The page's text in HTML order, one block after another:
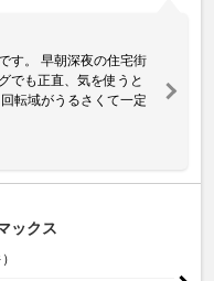
す。 早朝深夜の住宅街
でも正直、気を使うと
転域がうるさくて一定
ックス